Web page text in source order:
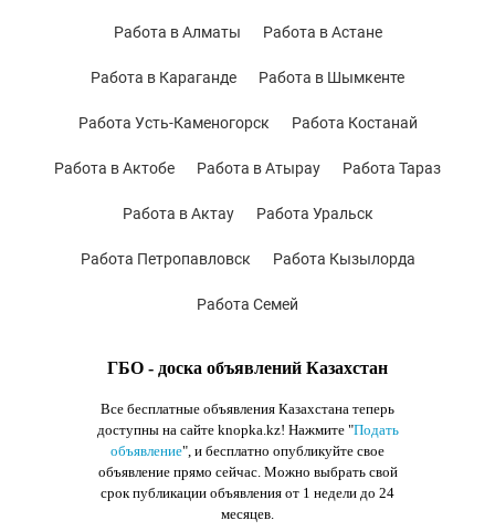
ГБО - доска объявлений Казахстан
Все бесплатные объявления Казахстана теперь
доступны на сайте knopka.kz! Нажмите "Подать
объявление", и бесплатно опубликуйте свое
объявление прямо сейчас. Можно выбрать свой
срок публикации объявления от 1 недели до 24
месяцев.
Работа в Алматы Работа в Астане
Работа в Караганде Работа в Шымкенте
Работа Усть-Каменогорск Работа Костанай
Работа в Актобе Работа в Атырау Работа Тараз
Работа в Актау Работа Уральск
Работа Петропавловск Работа Кызылорда
Работа Семей